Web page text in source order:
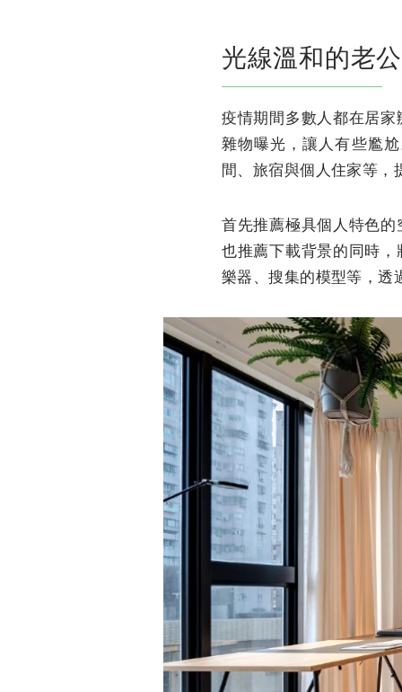
光線溫和的老
疫情期間多數人都在居
雜物曝光，讓人有些尷
間、旅宿與個人住家等
首先推薦極具個人特色
也推薦下載背景的同時
樂器、搜集的模型等，透